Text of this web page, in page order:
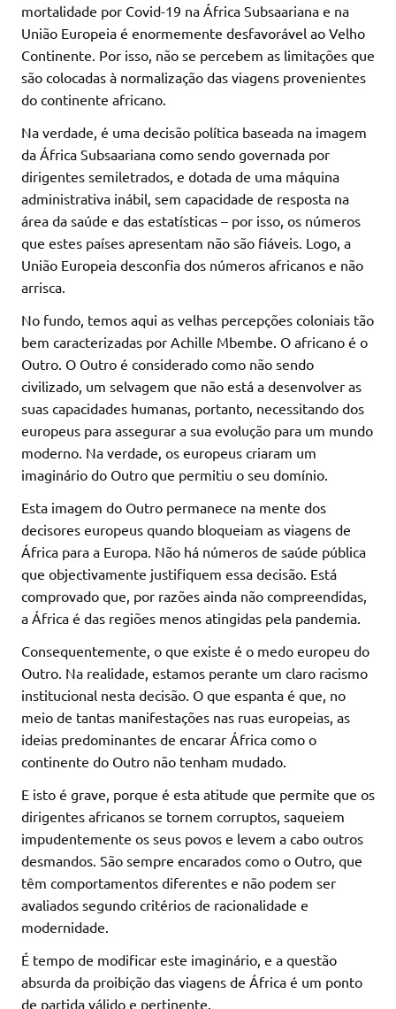
mortalidade por Covid-19 na África Subsaariana e na
União Europeia é enormemente desfavorável ao Velho
Continente. Por isso, não se percebem as limitações que
são colocadas à normalização das viagens provenientes
do continente africano.
Na verdade, é uma decisão política baseada na imagem
da África Subsaariana como sendo governada por
dirigentes semiletrados, e dotada de uma máquina
administrativa inábil, sem capacidade de resposta na
área da saúde e das estatísticas – por isso, os números
que estes países apresentam não são fiáveis. Logo, a
União Europeia desconfia dos números africanos e não
arrisca.
No fundo, temos aqui as velhas percepções coloniais tão
bem caracterizadas por Achille Mbembe. O africano é o
Outro. O Outro é considerado como não sendo
civilizado, um selvagem que não está a desenvolver as
suas capacidades humanas, portanto, necessitando dos
europeus para assegurar a sua evolução para um mundo
moderno. Na verdade, os europeus criaram um
imaginário do Outro que permitiu o seu domínio.
Esta imagem do Outro permanece na mente dos
decisores europeus quando bloqueiam as viagens de
África para a Europa. Não há números de saúde pública
que objectivamente justifiquem essa decisão. Está
comprovado que, por razões ainda não compreendidas,
a África é das regiões menos atingidas pela pandemia.
Consequentemente, o que existe é o medo europeu do
Outro. Na realidade, estamos perante um claro racismo
institucional nesta decisão. O que espanta é que, no
meio de tantas manifestações nas ruas europeias, as
ideias predominantes de encarar África como o
continente do Outro não tenham mudado.
E isto é grave, porque é esta atitude que permite que os
dirigentes africanos se tornem corruptos, saqueiem
impudentemente os seus povos e levem a cabo outros
desmandos. São sempre encarados como o Outro, que
têm comportamentos diferentes e não podem ser
avaliados segundo critérios de racionalidade e
modernidade.
É tempo de modificar este imaginário, e a questão
absurda da proibição das viagens de África é um ponto
de partida válido e pertinente.